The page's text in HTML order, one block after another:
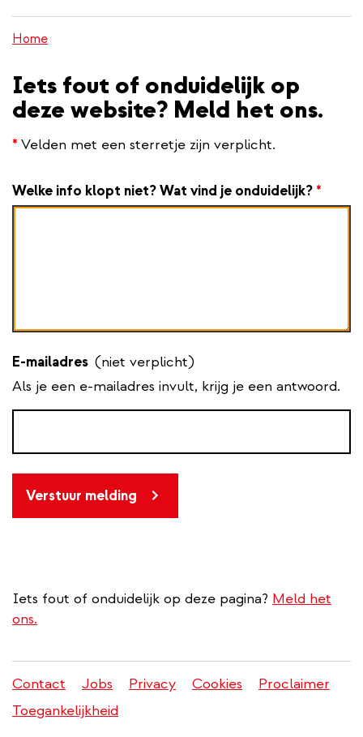
gaan
Home
Iets fout of onduidelijk op
deze website? Meld het ons.
* Velden met een sterretje zijn verplicht.
Welke info klopt niet? Wat vind je onduidelijk? *
E-mailadres (niet verplicht)
Als je een e-mailadres invult, krijg je een antwoord.
Verstuur melding
Iets fout of onduidelijk op deze pagina? Meld het
ons.
Juridisch
menu
Contact Jobs Privacy Cookies
Proclaimer
Toegankelijkheid